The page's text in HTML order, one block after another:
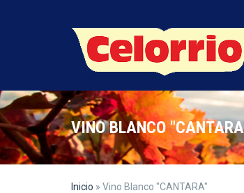
VINO BLANCO
Inicio » Vino Blanco "CANTARA"